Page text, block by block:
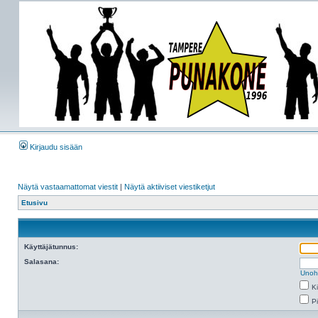
Kirjaudu sisään
Näytä vastaamattomat viestit | Näytä aktiiviset viestiketjut
Etusivu
Käyttäjätunnus:
Salasana: